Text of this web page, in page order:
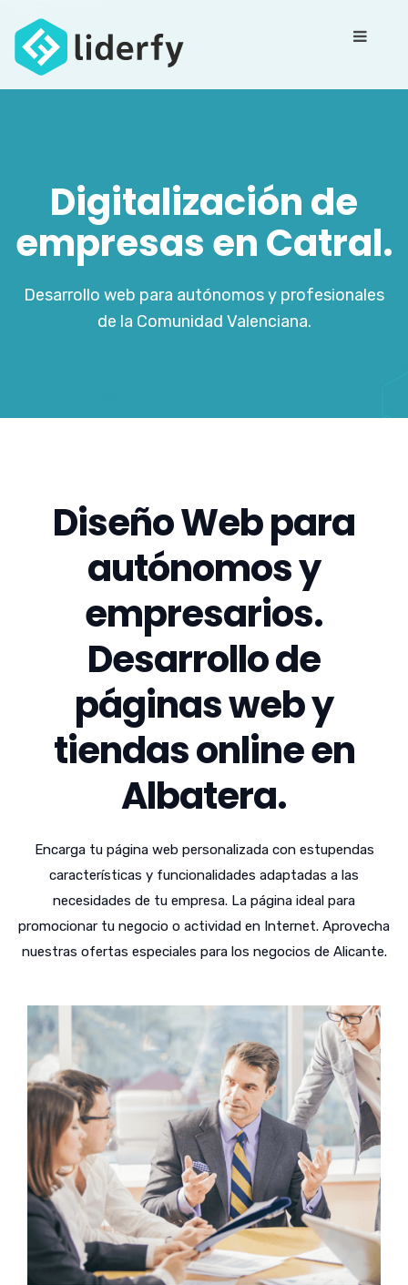
Digitalización de
empresas en Catral.
Desarrollo web para autónomos y profesionales
de la Comunidad Valenciana.
Diseño Web para
autónomos y
empresarios.
Desarrollo de
páginas web y
tiendas online en
Albatera.
Encarga tu página web personalizada con estupendas
características y funcionalidades adaptadas a las
necesidades de tu empresa. La página ideal para
promocionar tu negocio o actividad en Internet. Aprovecha
nuestras ofertas especiales para los negocios de Alicante.